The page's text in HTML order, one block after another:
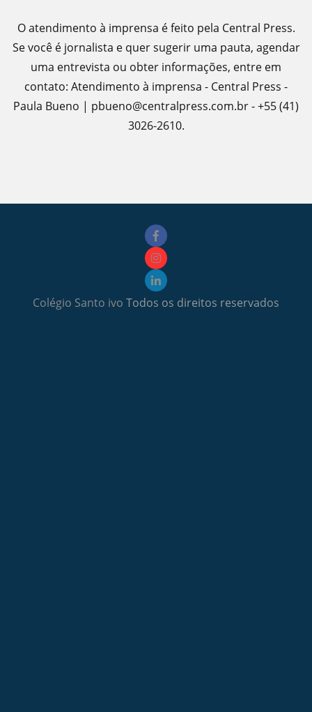
O atendimento à imprensa é feito pela Central Press.
Se você é jornalista e quer sugerir uma pauta, agendar
uma entrevista ou obter informações, entre em
contato: Atendimento à imprensa - Central Press -
Paula Bueno | pbueno@centralpress.com.br - +55 (41)
3026-2610.
Colégio Santo ivo Todos os direitos reservados